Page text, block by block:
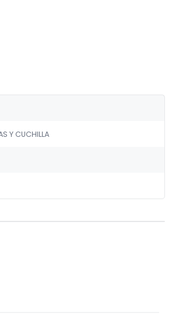
Y CUCHILLA